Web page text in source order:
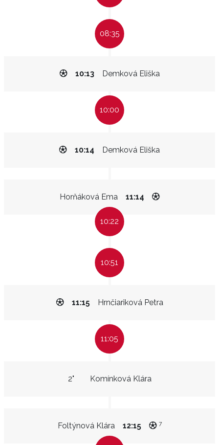
08:35
Demková Eliška
10:13
10:00
Demková Eliška
10:14
Horňáková Ema 11:14
10:22
10:51
Hrnčiariková Petra
11:15
11:05
Komínková Klára
2"
Foltýnová Klára 12:15 7